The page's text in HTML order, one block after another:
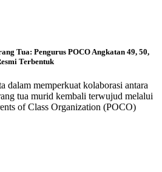
Tua: Pengurus POCO Angkatan 49, 50,
Terbentuk
memperkuat kolaborasi antara
tua murid kembali terwujud melalui
of Class Organization (POCO)